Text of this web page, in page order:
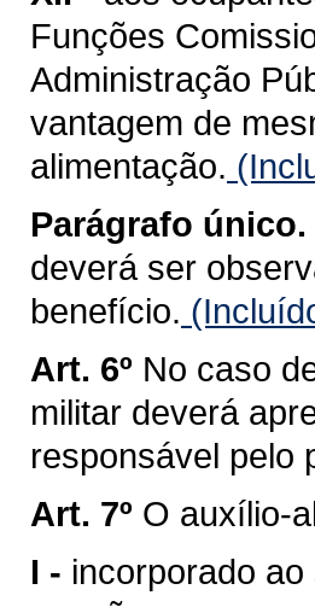
Funções
Administração
vantagem de
alimentação.
Parágrafo único.
deverá ser
benefício.
Art. 6º No caso
militar deverá
responsável pelo
Art. 7º O auxílio-
I - incorporado